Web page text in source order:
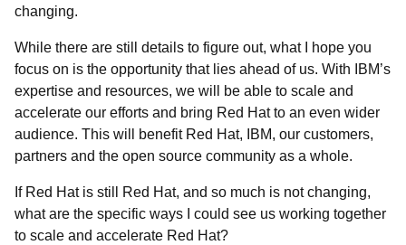
changing.
While there are still details to figure out, what I hope you
focus on is the opportunity that lies ahead of us. With IBM’s
expertise and resources, we will be able to scale and
accelerate our efforts and bring Red Hat to an even wider
audience. This will benefit Red Hat, IBM, our customers,
partners and the open source community as a whole.
If Red Hat is still Red Hat, and so much is not changing,
what are the specific ways I could see us working together
to scale and accelerate Red Hat?